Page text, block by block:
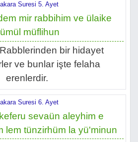
Suresi 5. Ayet
mir rabbihim ve ülaike
müflihun
bir hidayet
ve bunlar işte felaha
erenlerdir.
Suresi 6. Ayet
sevaün aleyhim e
lem tünzirhüm la yü'minun